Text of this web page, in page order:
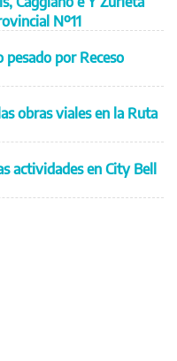
Nº11
por Receso
obras viales en la Ruta
actividades en City Bell